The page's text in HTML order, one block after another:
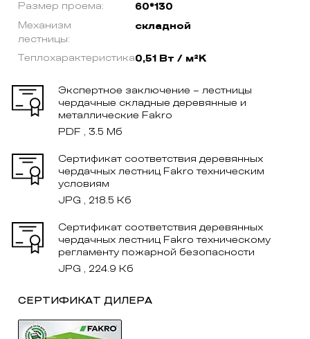
Размер проема: 60*130
Механизм
лестницы:
складной
Теплохарактеристика:0,51 Вт / м²K
Экспертное заключение – лестницы
чердачные складные деревянные и
металлические Fakro
PDF , 3.5 Мб
Сертификат соответствия деревянных
чердачных лестниц Fakro техническим
условиям
JPG , 218.5 Кб
Сертификат соответствия деревянных
чердачных лестниц Fakro техническому
регламенту пожарной безопасности
JPG , 224.9 Кб
СЕРТИФИКАТ ДИЛЕРА